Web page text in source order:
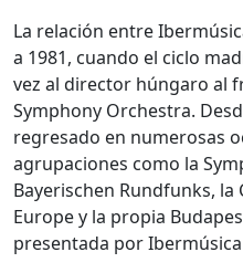
La relación entre
a 1981, cuando el ciclo
vez al director húngaro al
Symphony Orchestra.
regresado en numerosas
agrupaciones como la
Bayerischen Rundfunks,
Europe y la propia
presentada por Ibermúsica